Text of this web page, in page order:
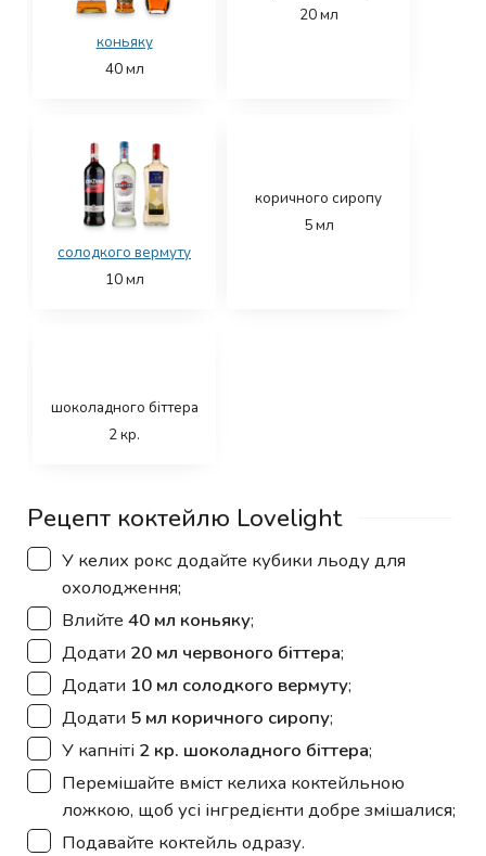
коньяку
40мл
20мл
солодкого вермуту
10мл
коричного сиропу
5мл
шоколадного біттера
2кр.
Рецепт коктейлю Lovelight
▢
У келих рокс додайте кубики льоду для
охолодження;
▢
Влийте 40 мл коньяку;
▢
Додати 20 мл червоного біттера;
▢
Додати 10 мл солодкого вермуту;
▢
Додати 5 мл коричного сиропу;
▢
У капніті 2 кр. шоколадного біттера;
▢
Перемішайте вміст келиха коктейльною
ложкою, щоб усі інгредієнти добре змішалися;
▢
Подавайте коктейль одразу.